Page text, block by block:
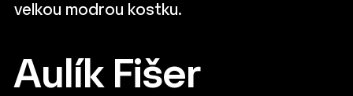
velkou modrou kostku.
Aulík Fišer